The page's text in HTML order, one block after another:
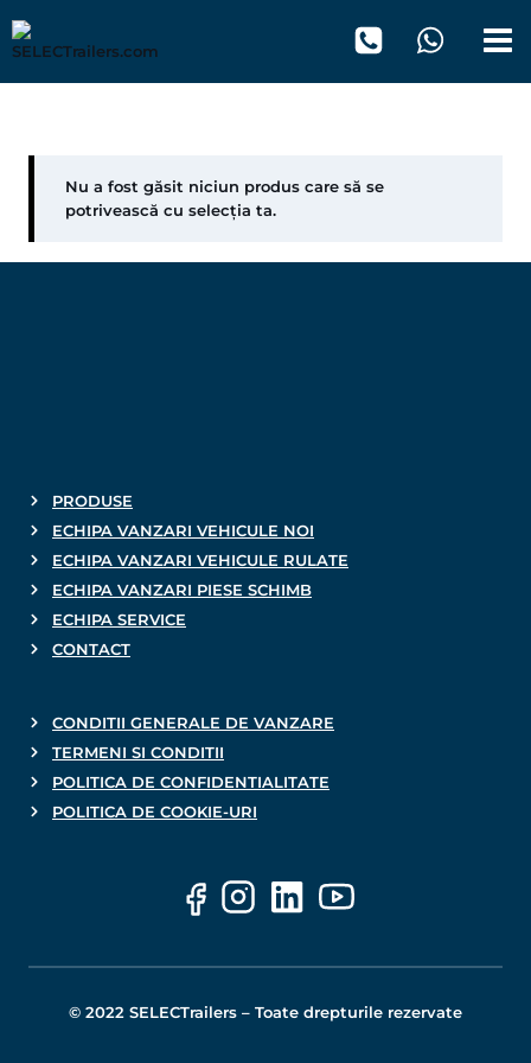
to
content
Nu a fost găsit niciun produs care să se
potrivească cu selecția ta.
PRODUSE
ECHIPA VANZARI VEHICULE NOI
ECHIPA VANZARI VEHICULE RULATE
ECHIPA VANZARI PIESE SCHIMB
ECHIPA SERVICE
CONTACT
CONDITII GENERALE DE VANZARE
TERMENI SI CONDITII
POLITICA DE CONFIDENTIALITATE
POLITICA DE COOKIE-URI
© 2022 SELECTrailers – Toate drepturile rezervate